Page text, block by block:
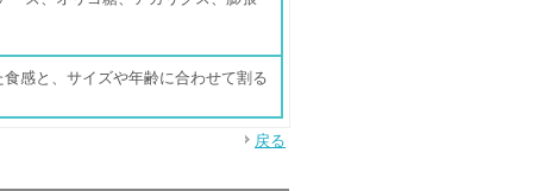
感と、サイズや年齢に合わせて割る
戻る